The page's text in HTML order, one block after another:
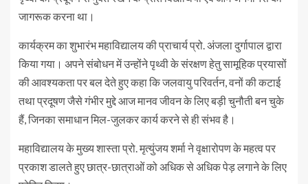
जागरूक करना था।
कार्यक्रम का शुभारंभ महाविद्यालय की प्राचार्य प्रो. अंजला दुर्गापाल द्वारा
किया गया। अपने संबोधन में उन्होंने पृथ्वी के संरक्षण हेतु सामूहिक प्रयासों
की आवश्यकता पर बल देते हुए कहा कि जलवायु परिवर्तन, वनों की कटाई
तथा प्रदूषण जैसे गंभीर मुद्दे आज मानव जीवन के लिए बड़ी चुनौती बन चुके
हैं, जिनका समाधान मिल-जुलकर कार्य करने से ही संभव है।
महाविद्यालय के मुख्य शास्ता प्रो. मृत्युंजय शर्मा ने वृक्षारोपण के महत्व पर
प्रकाश डालते हुए छात्र-छात्राओं को अधिक से अधिक पेड़ लगाने के लिए